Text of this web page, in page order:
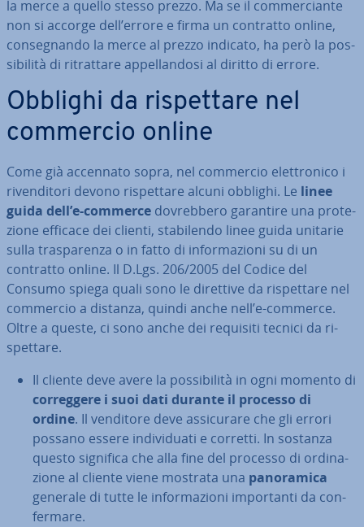
la merce a quello stesso prezzo. Ma se il com­mer­cian­te
non si accorge dell’errore e firma un contratto online,
con­se­gnan­do la merce al prezzo indicato, ha però la pos­
si­bi­li­tà di ri­trat­ta­re ap­pel­lan­do­si al diritto di errore.
Obblighi da ri­spet­ta­re nel
commercio online
Come già accennato sopra, nel commercio elet­tro­ni­co i
ri­ven­di­to­ri devono ri­spet­ta­re alcuni obblighi. Le linee
guida dell’e-commerce do­vreb­be­ro garantire una pro­te­
zio­ne efficace dei clienti, sta­bi­len­do linee guida unitarie
sulla tra­spa­ren­za o in fatto di in­for­ma­zio­ni su di un
contratto online. Il D.Lgs. 206/2005 del Codice del
Consumo spiega quali sono le direttive da ri­spet­ta­re nel
commercio a distanza, quindi anche nell’e-commerce.
Oltre a queste, ci sono anche dei requisiti tecnici da ri­
spet­ta­re.
Il cliente deve avere la pos­si­bi­li­tà in ogni momento di
cor­reg­ge­re i suoi dati durante il processo di
ordine. Il venditore deve as­si­cu­ra­re che gli errori
possano essere in­di­vi­dua­ti e corretti. In sostanza
questo significa che alla fine del processo di or­di­na­
zio­ne al cliente viene mostrata una pa­no­ra­mi­ca
generale di tutte le in­for­ma­zio­ni im­por­tan­ti da con­
fer­ma­re.